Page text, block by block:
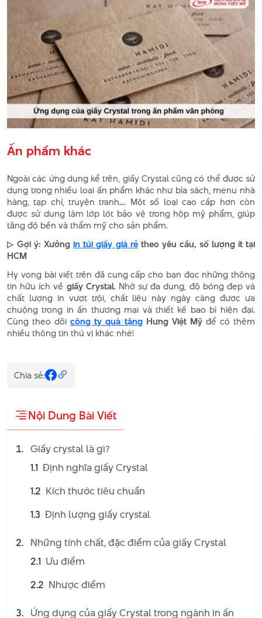
Ấn phẩm khác
Ngoài các ứng dụng kể trên, giấy Crystal cũng có thể được sử
dụng trong nhiều loại ấn phẩm khác như bìa sách, menu nhà
hàng, tạp chí, truyện tranh…. Một số loại cao cấp hơn còn
được sử dụng làm lớp lót bảo vệ trong hộp mỹ phẩm, giúp
tăng độ bền và thẩm mỹ cho sản phẩm.
▷ Gợi ý: Xưởngin túi giấy giá rẻtheo yêu cầu, số lượng ít tại
HCM
Hy vọng bài viết trên đã cung cấp cho bạn đọc những thông
tin hữu ích về giấy Crystal. Nhờ sự đa dụng, độ bóng đẹp và
chất lượng in vượt trội, chất liệu này ngày càng được ưa
chuộng trong in ấn thương mại và thiết kế bao bì hiện đại.
Cùng theo dõicông ty quà tặngHưng Việt Mỹđể có thêm
nhiều thông tin thú vị khác nhé!
Chia sẻ:
Nội Dung Bài Viết
Giấy crystal là gì?
1.1 Định nghĩa giấy Crystal
1.2 Kích thước tiêu chuẩn
1.3 Định lượng giấy crystal
Những tính chất, đặc điểm của giấy Crystal
2.1 Ưu điểm
2.2 Nhược điểm
Ứng dụng của giấy Crystal trong ngành in ấn